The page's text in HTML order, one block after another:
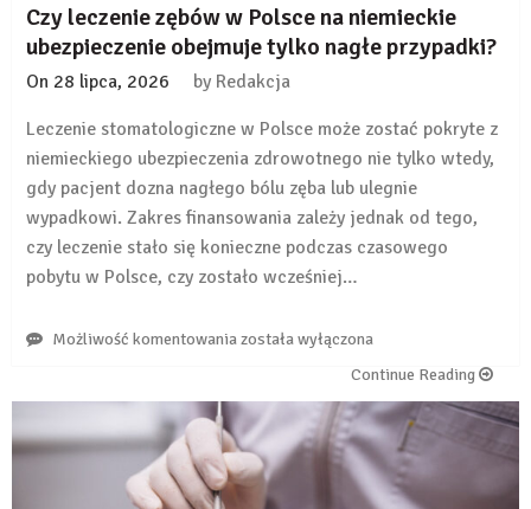
Czy leczenie zębów w Polsce na niemieckie
ubezpieczenie obejmuje tylko nagłe przypadki?
On 28 lipca, 2026 by Redakcja
Leczenie stomatologiczne w Polsce może zostać pokryte z
niemieckiego ubezpieczenia zdrowotnego nie tylko wtedy,
gdy pacjent dozna nagłego bólu zęba lub ulegnie
wypadkowi. Zakres finansowania zależy jednak od tego,
czy leczenie stało się konieczne podczas czasowego
pobytu w Polsce, czy zostało wcześniej…
Możliwość komentowaniaCzy
w
Polsce
na
niemieckie
została wyłączona
Continue Reading